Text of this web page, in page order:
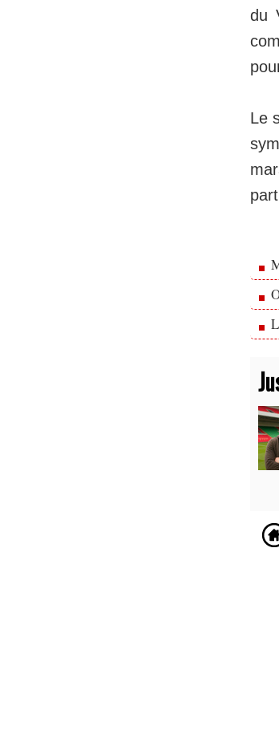
du
Le